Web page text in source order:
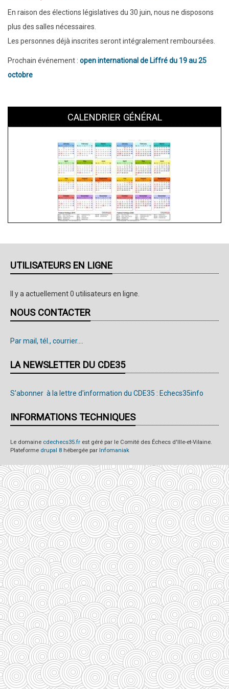
En raison des élections législatives du 30 juin, nous ne disposons
plus des salles nécessaires.
Les personnes déjà inscrites seront intégralement remboursées.
Prochain événement : open international de Liffré du 19 au 25
octobre
CALENDRIER GÉNÉRAL
UTILISATEURS EN LIGNE
Il y a actuellement 0 utilisateurs en ligne.
NOUS CONTACTER
Par mail, tél., courrier....
LA NEWSLETTER DU CDE35
S'abonner à la lettre d'information du CDE35 : Echecs35info
INFORMATIONS TECHNIQUES
Le domaine cdechecs35.fr est géré par le Comité des Échecs d'Ille-et-Vilaine.
Plateforme drupal 8 hébergée par Infomaniak